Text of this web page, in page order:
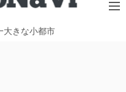
大きな小都市